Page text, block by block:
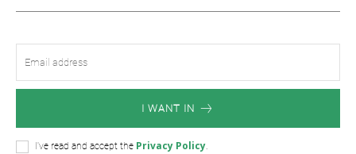
I WANT IN
I've read and accept the Privacy Policy.